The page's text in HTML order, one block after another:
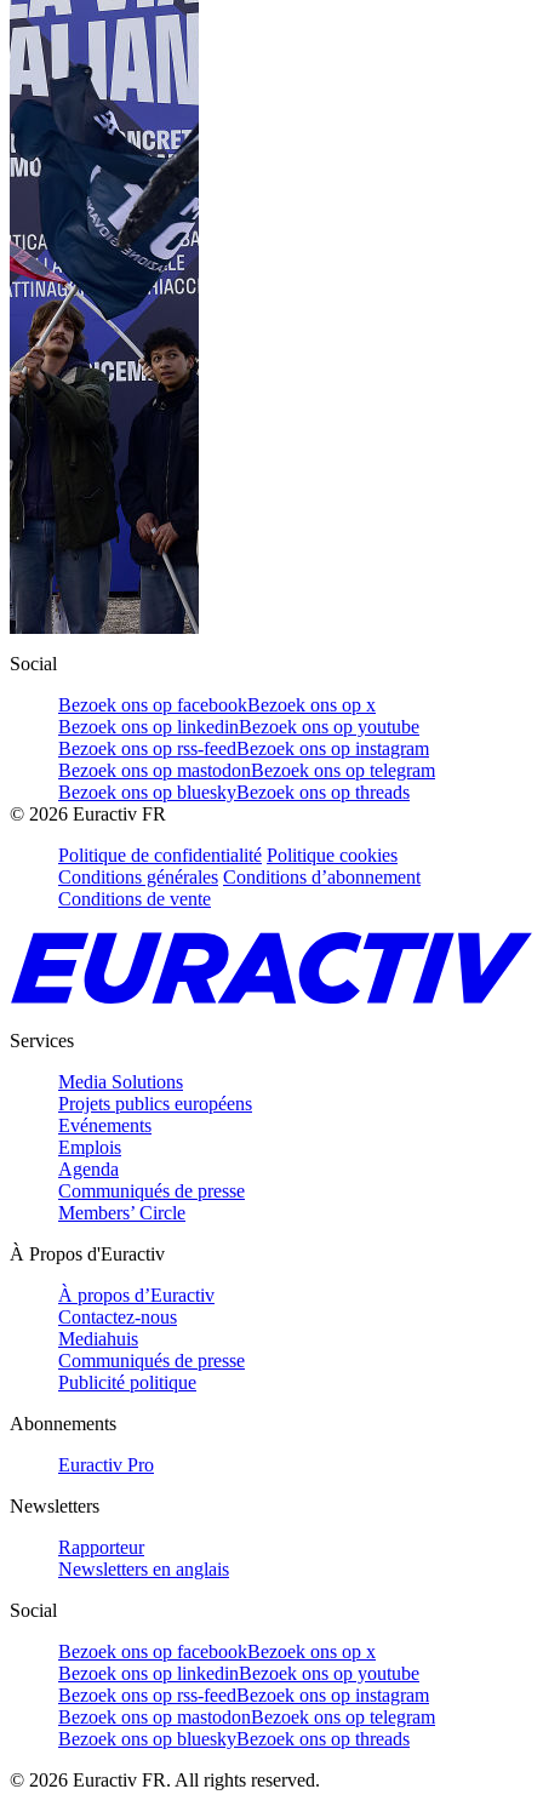
Social
Bezoek ons op facebookBezoek ons op x
Bezoek ons op linkedinBezoek ons op youtube
Bezoek ons op rss-feedBezoek ons op instagram
Bezoek ons op mastodonBezoek ons op telegram
Bezoek ons op blueskyBezoek ons op threads
© 2026 Euractiv FR
Politique de confidentialité Politique cookies
Conditions générales Conditions d’abonnement
Conditions de vente
Services
Media Solutions
Projets publics européens
Evénements
Emplois
Agenda
Communiqués de presse
Members’ Circle
À Propos d'Euractiv
À propos d’Euractiv
Contactez-nous
Mediahuis
Communiqués de presse
Publicité politique
Abonnements
Euractiv Pro
Newsletters
Rapporteur
Newsletters en anglais
Social
Bezoek ons op facebookBezoek ons op x
Bezoek ons op linkedinBezoek ons op youtube
Bezoek ons op rss-feedBezoek ons op instagram
Bezoek ons op mastodonBezoek ons op telegram
Bezoek ons op blueskyBezoek ons op threads
© 2026 Euractiv FR. All rights reserved.